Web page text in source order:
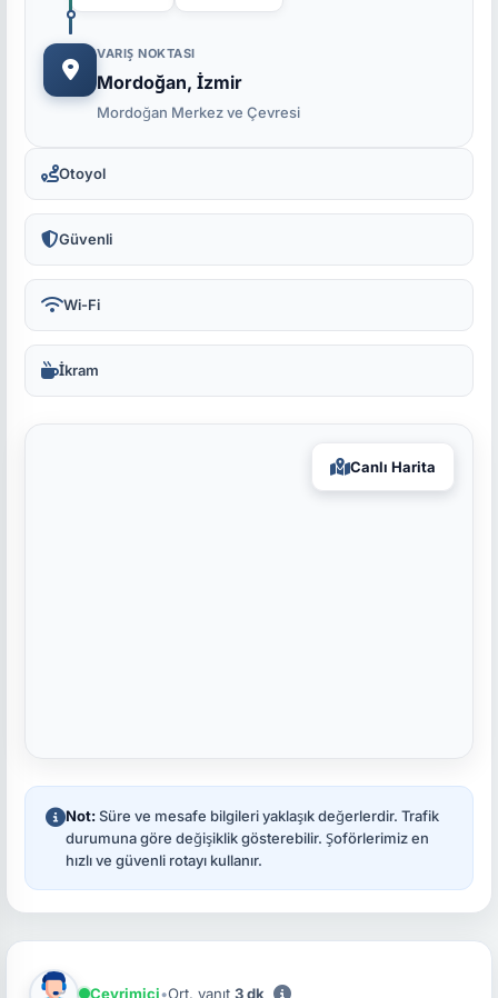
VARIŞ NOKTASI
Mordoğan, İzmir
Mordoğan Merkez ve Çevresi
Otoyol
Güvenli
Wi-Fi
İkram
Canlı Harita
Not:Süre ve mesafe bilgileri yaklaşık değerlerdir. Trafik
durumuna göre değişiklik gösterebilir. Şoförlerimiz en
hızlı ve güvenli rotayı kullanır.
Çevrimiçi•Ort. yanıt 3 dk